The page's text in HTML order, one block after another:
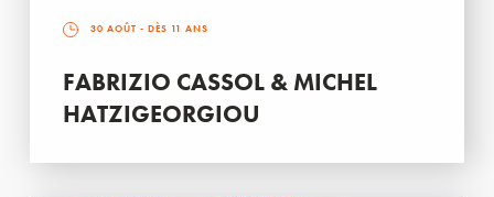
30 AOÛT - DÈS 11 ANS
FABRIZIO CASSOL & MICHEL
HATZIGEORGIOU